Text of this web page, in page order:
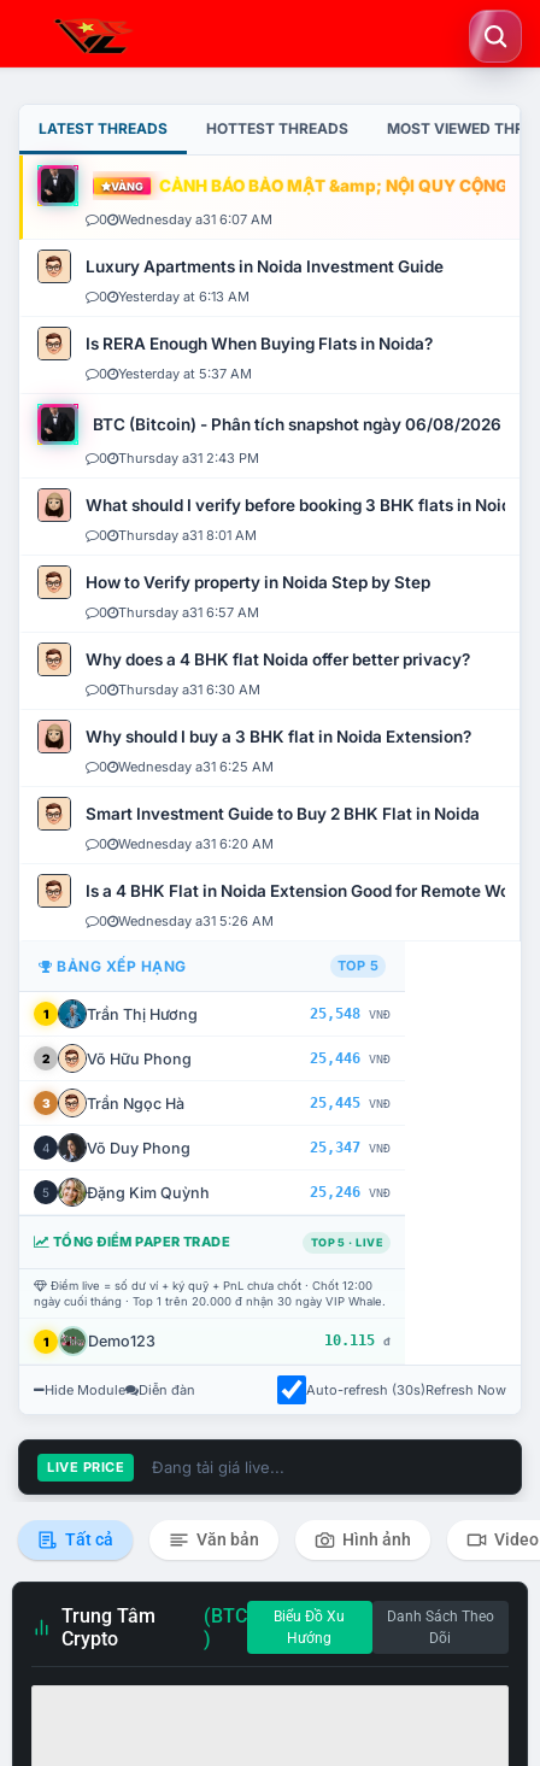
LATEST THREADS HOTTEST THREADS MOST VIEWED
VÀNG CẢNH BÁO BẢO MẬT &amp; NỘI QUY CỘNG
0 Wednesday a31 6:07 AM
Luxury Apartments in Noida Investment Guide
0 Yesterday at 6:13 AM
Is RERA Enough When Buying Flats in Noida?
0 Yesterday at 5:37 AM
BTC (Bitcoin) - Phân tích snapshot ngày 06/08/2026
0 Thursday a31 2:43 PM
What should I verify before booking 3 BHK flats in Noida?
0 Thursday a31 8:01 AM
How to Verify property in Noida Step by Step
0 Thursday a31 6:57 AM
Why does a 4 BHK flat Noida offer better privacy?
0 Thursday a31 6:30 AM
Why should I buy a 3 BHK flat in Noida Extension?
0 Wednesday a31 6:25 AM
Smart Investment Guide to Buy 2 BHK Flat in Noida
0 Wednesday a31 6:20 AM
Is a 4 BHK Flat in Noida Extension Good for Remote Work?
0 Wednesday a31 5:26 AM
BẢNG XẾP HẠNG TOP 5
1 Trần Thị Hương 25,548 VNĐ
2 Võ Hữu Phong 25,446 VNĐ
3 Trần Ngọc Hà 25,445 VNĐ
4 Võ Duy Phong 25,347 VNĐ
5 Đặng Kim Quỳnh 25,246 VNĐ
TỔNG ĐIỂM PAPER TRADE TOP 5 · LIVE
Điểm live = số dư ví + ký quỹ + PnL chưa chốt · Chốt 12:00
ngày cuối tháng · Top 1 trên 20.000 đ nhận 30 ngày VIP Whale.
1 Demo123 10.115 đ
Hide Module Diễn đàn Auto-refresh (30s)Refresh Now
LIVE PRICE Đang tải giá live...
Tất cả Văn bản Hình ảnh Video
Trung Tâm
Crypto
(BTC
)
Biểu Đồ Xu
Hướng
Danh Sách Theo
Dõi